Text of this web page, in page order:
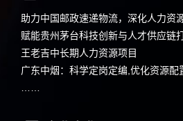
助力中国邮政速递物流，深化人力资
赋能贵州茅台科技创新与人才供应链
王老吉中长期人力资源项目
广东中烟：科学定岗定编,优化资源配